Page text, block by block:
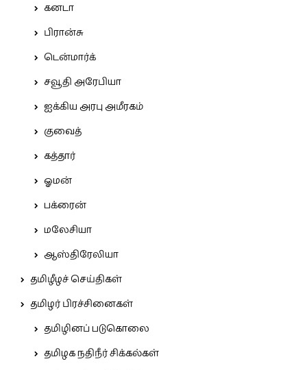
கனடா
பிரான்சு
டென்மார்க்
சவூதி அரேபியா
ஐக்கிய அரபு அமீரகம்
குவைத்
கத்தார்
ஓமன்
பக்ரைன்
மலேசியா
ஆஸ்திரேலியா
தமிழீழச் செய்திகள்
தமிழர் பிரச்சினைகள்
தமிழினப் படுகொலை
தமிழக நதிநீர் சிக்கல்கள்